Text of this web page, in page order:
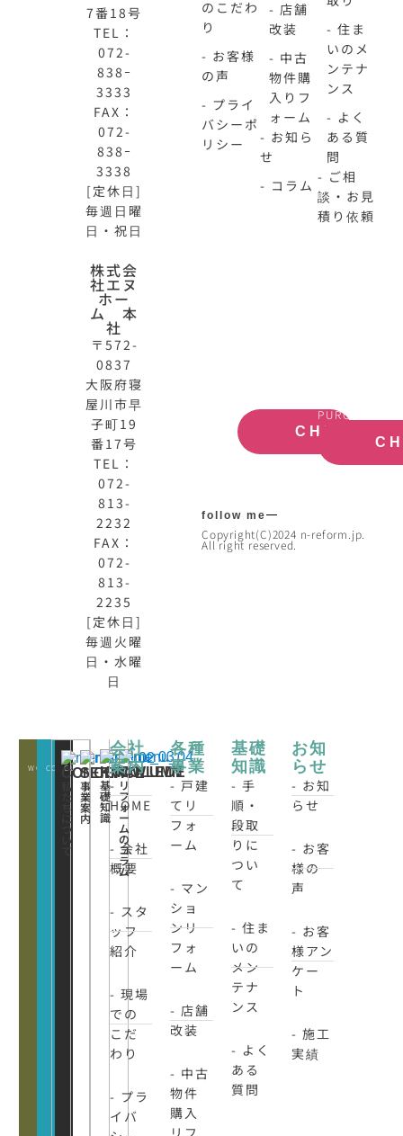
7番18号
TEL：
072-
838ｰ
3333
FAX：
072-
838ｰ
3338
[定休日]
毎週日曜
日・祝日
株式会
社エヌ
ホー
ム 本
社
〒572-
0837
大阪府寝
屋川市早
子町19
番17号
TEL：
072-
813-
2232
FAX：
072-
813-
2235
[定休日]
毎週火曜
日・水曜
日
のこだわ
り
- お客様
の声
- プライ
バシーポ
リシー
- 店舗
改装
- 中古
物件購
入りフ
ォーム
- お知ら
せ
- コラム
- 住ま
いのメ
ンテナ
ンス
- よく
ある質
問
- ご相
談・お見
積り依頼
CHECK
PURCHASE
follow me
Copyright(C)2024 n-reform.jp.
All right reserved.
WORKSCONATCT
CLOSE
CONCEPT
私
た
ち
に
つ
い
て
SERVICE
事
業
案
内
KNOWLEDE
基
礎
知
識
COLUMN
リ
フ
ォ
ー
ム
の
コ
ラ
ム
会社
案内
-
HOME
- 会社
概要
- スタ
ッフ
紹介
- 現場
での
こだ
わり
- プラ
イバ
各種
事業
- 戸建
てリ
フォ
ーム
- マン
ショ
ンリ
フォ
ーム
- 店舗
改装
- 中古
物件
購入
リフ
基礎
知識
- 手
順・
段取
りに
つい
て
- 住ま
いの
メン
テナ
ンス
- よく
ある
質問
お知
らせ
- お知
らせ
- お客
様の
声
- お客
様アン
ケー
ト
- 施工
実績